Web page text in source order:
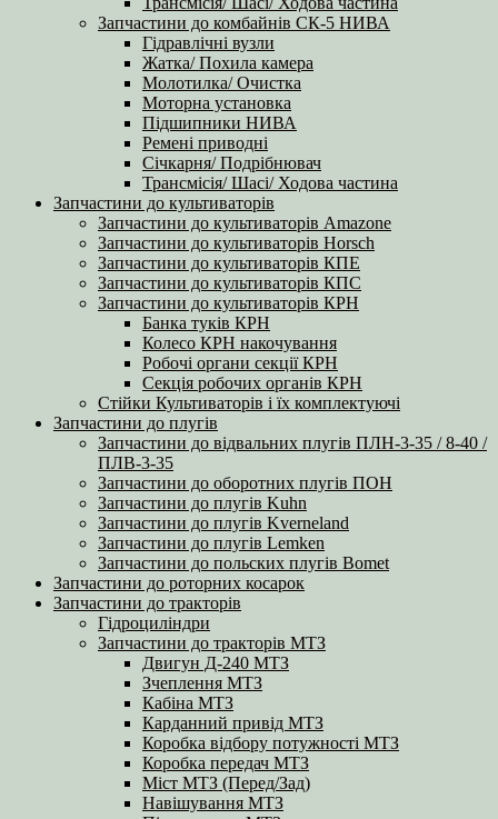
Запчастини до комбайнів СК-5 НИВА
Гідравлічні вузли
Жатка/ Похила камера
Молотилка/ Очистка
Моторна установка
Підшипники НИВА
Ремені приводні
Січкарня/ Подрібнювач
Трансмісія/ Шасі/ Ходова частина
Запчастини до культиваторів
Запчастини до культиваторів Amazone
Запчастини до культиваторів Horsch
Запчастини до культиваторів КПЕ
Запчастини до культиваторів КПС
Запчастини до культиваторів КРН
Банка туків КРН
Колесо КРН накочування
Робочі органи секції КРН
Секція робочих органів КРН
Стійки Культиваторів і їх комплектуючі
Запчастини до плугів
Запчастини до відвальних плугів ПЛН-3-35 / 8-40 /
ПЛВ-3-35
Запчастини до оборотних плугів ПОН
Запчастини до плугів Kuhn
Запчастини до плугів Kverneland
Запчастини до плугів Lemken
Запчастини до польских плугів Bomet
Запчастини до роторних косарок
Запчастини до тракторів
Гідроциліндри
Запчастини до тракторів МТЗ
Двигун Д-240 МТЗ
Зчеплення МТЗ
Кабіна МТЗ
Карданний привід МТЗ
Коробка відбору потужності МТЗ
Коробка передач МТЗ
Міст МТЗ (Перед/Зад)
Навішування МТЗ